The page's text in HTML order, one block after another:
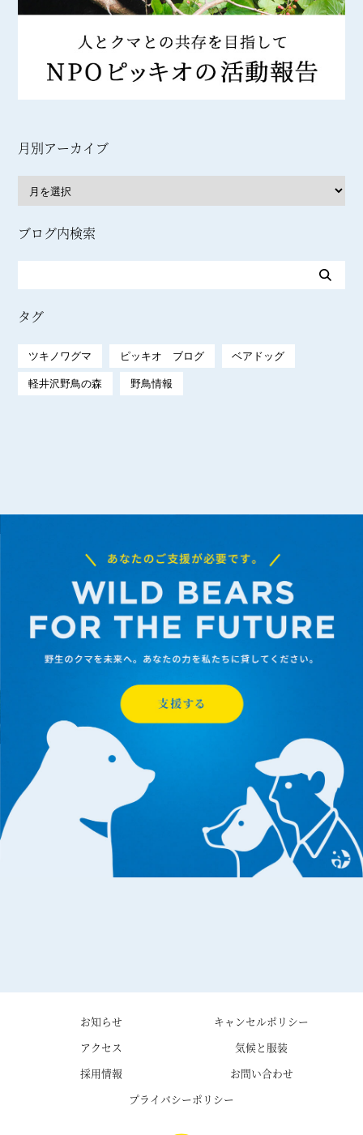
月別アーカイブ
ブログ内検索
タグ
ツキノワグマ ピッキオ ブログ ベアドッグ
軽井沢野鳥の森 野鳥情報
お知らせ
キャンセルポリシー
アクセス
気候と服装
採用情報
お問い合わせ
プライバシーポリシー